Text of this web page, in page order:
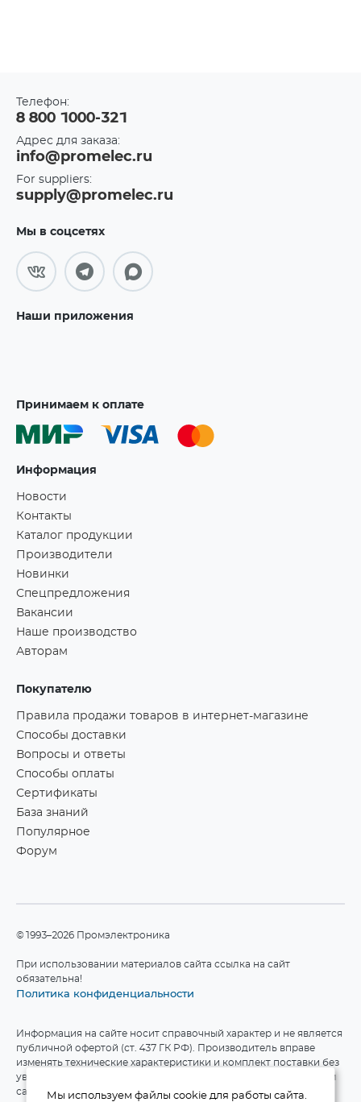
Телефон:
8 800 1000-321
Адрес для заказа:
info@promelec.ru
For suppliers:
supply@promelec.ru
Мы в соцсетях
Наши приложения
Принимаем к оплате
Информация
Новости
Контакты
Каталог продукции
Производители
Новинки
Спецпредложения
Вакансии
Наше производство
Авторам
Покупателю
Правила продажи товаров в интернет-магазине
Способы доставки
Вопросы и ответы
Способы оплаты
Сертификаты
База знаний
Популярное
Форум
©1993–2026 Промэлектроника
При использовании материалов сайта ссылка на сайт
обязательна!
Политика конфиденциальности
Информация на сайте носит справочный характер и не является
публичной офертой (ст. 437 ГК РФ). Производитель вправе
изменять технические характеристики и комплект поставки без
уведомления. Актуальные данные приведены на официальном
сайте производителя.
Мы используем файлы cookie для работы сайта.